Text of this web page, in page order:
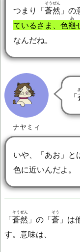
つまり「蒼然
そうぜん
」の
ているさま、色褪
あ
なんだね。
ナヤミィ
「
いや、「あお」と
色に近いんだよ。
「蒼然
そうぜん
」の「蒼
そう
」は
す。意味は、